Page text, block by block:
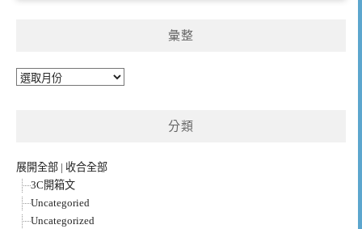
彙整
彙
分類
展開全部 | 收合全部
3C開箱文
Uncategoried
Uncategorized